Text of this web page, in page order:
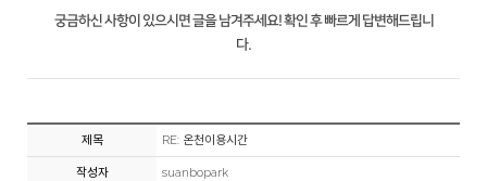
궁금하신 사항이 있으시면 글을 남겨주세요! 확인 후 빠르게 답변해드립니
다.
제목 RE: 온천이용시간
작성자 suanbopark